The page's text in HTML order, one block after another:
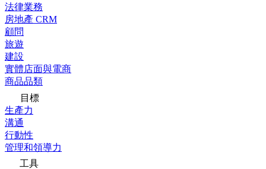
法律業務
房地產 CRM
顧問
旅遊
建設
實體店面與電商
商品品類
目標
生產力
溝通
行動性
管理和領導力
工具